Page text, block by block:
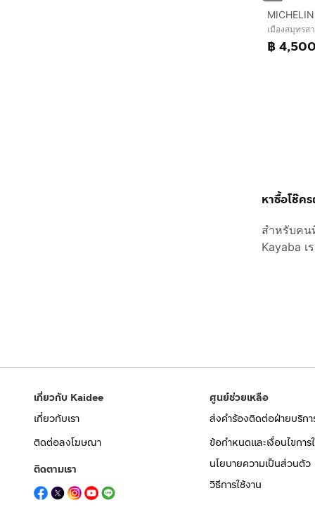
เมืองสมุทรส
฿ 4,500
หาซื้อโช๊ค
สำหรับคน
Kayaba เ
เกี่ยวกับ Kaidee
เกี่ยวกับเรา
ติดต่อลงโฆษณา
ติดตามเรา
ศูนย์ช่วยเหลือ
ส่งคำร้องติดต่อฝ่ายบริก
ข้อกำหนดและเงื่อนไขการ
นโยบายความเป็นส่วนตัว
วิธีการใช้งาน